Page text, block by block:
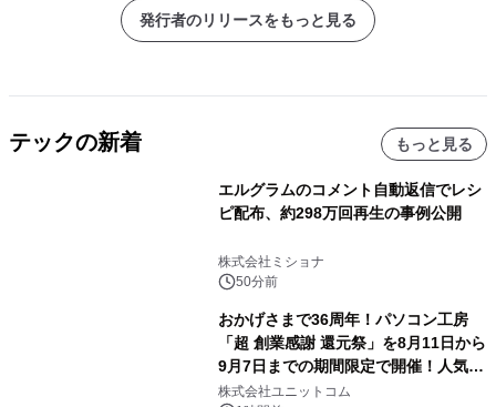
発行者のリリースをもっと見る
テックの新着 もっと見る
エルグラムのコメント自動返信でレシ
ピ配布、約298万回再生の事例公開
株式会社ミショナ
50分前
おかげさまで36周年！パソコン工房
「超 創業感謝 還元祭」を8月11日から
9月7日までの期間限定で開催！人気の
ゲーミングPCや高性能ノートPCなど
株式会社ユニットコム